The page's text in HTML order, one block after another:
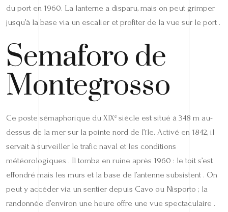
du port en 1960. La lanterne a disparu, mais on peut grimper
jusqu’à la base via un escalier et profiter de la vue sur le port .
Semaforo de
Montegrosso
Ce poste sémaphorique du XIXᵉ siècle est situé à 348 m au-
dessus de la mer sur la pointe nord de l’île. Activé en 1842, il
servait à surveiller le trafic naval et les conditions
météorologiques . Il tomba en ruine après 1960 : le toit s’est
effondré mais les murs et la base de l’antenne subsistent . On
peut y accéder via un sentier depuis Cavo ou Nisporto ; la
randonnée d’environ une heure offre une vue spectaculaire .